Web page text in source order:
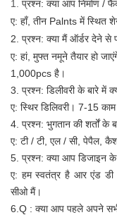
1. प्रश्न: क्या आप निर्माण /
ए: हाँ, तीन Palnts में स्थित
2. प्रश्न: क्या मैं ऑर्डर देने से
ए: हां, मुफ्त नमूने तैयार हो
1,000pcs है।
3. प्रश्न: डिलीवरी के बारे में
ए: स्थिर डिलिवरी। 7-15
4. प्रश्न: भुगतान की शर्तों के
ए: टी / टी, एल / सी, पेपैल, कैश
5. प्रश्न: क्या आप डिजाइन
ए: हम स्वतंत्र है आर एंड डी
सीओमैं।
6.Q : क्या आप पहले अपने सभी